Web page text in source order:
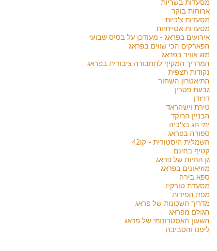
מסעדות בשריות
ארוחות בוקר
מסעדות צ'כיות
מסעדות אסייתיות
אירועים בפראג - מעודכן על בסיס שבועי
הפארקים הכי שווים בפראג
מזג אוויר בפראג
המדריך המקיף לתחבורה ציבורית בפראג
נקודות תצפית
התיאטרון השחור
גבעת פטרין
דרזדן
טירת וישהראד
הבניין הרוקד
ימי חג בצ'כיה
ספורה בפראג
חשמלית היסטורית - קו42
קטיף בחינם
גן החיות של פראג
מוזיאונים בפראג
ספא בירה
מסעדת טורקיז
מפת הפירות
מדריך השכונות של פראג
הגולם מפראג
השעון האסטרונומי של פראג
ליפנו והסביבה